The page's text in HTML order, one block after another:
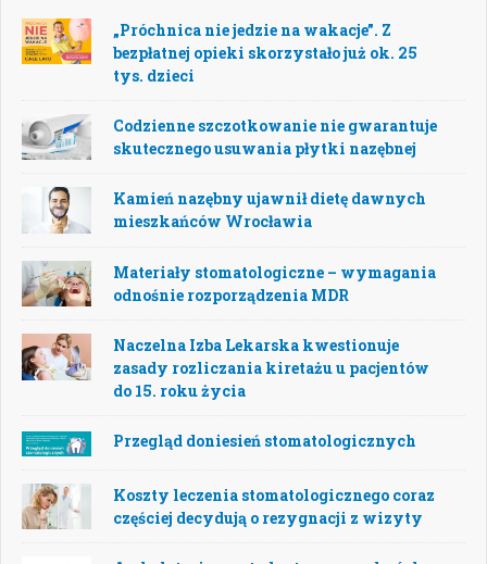
„Próchnica nie jedzie na wakacje”. Z
bezpłatnej opieki skorzystało już ok. 25
tys. dzieci
Codzienne szczotkowanie nie gwarantuje
skutecznego usuwania płytki nazębnej
Kamień nazębny ujawnił dietę dawnych
mieszkańców Wrocławia
Materiały stomatologiczne – wymagania
odnośnie rozporządzenia MDR
Naczelna Izba Lekarska kwestionuje
zasady rozliczania kiretażu u pacjentów
do 15. roku życia
Przegląd doniesień stomatologicznych
Koszty leczenia stomatologicznego coraz
częściej decydują o rezygnacji z wizyty